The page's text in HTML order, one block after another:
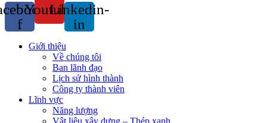
f
YoutubeLinkedin-
in
Giới thiệu
Về chúng tôi
Ban lãnh đạo
Lịch sử hình thành
Công ty thành viên
Lĩnh vực
Năng lượng
Vật liệu xây dựng – Thép xanh